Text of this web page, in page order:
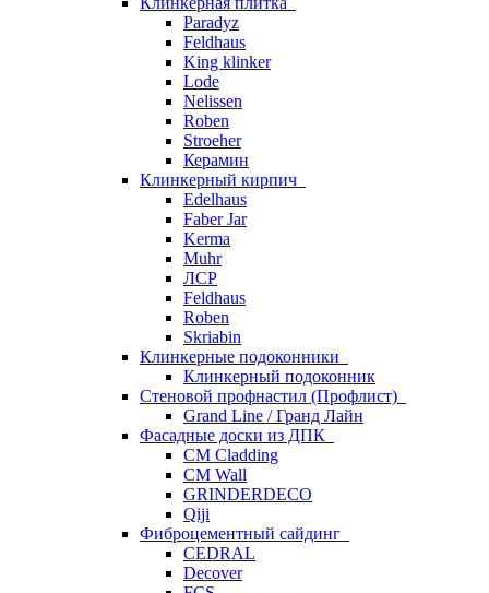
Paradyz
Feldhaus
King klinker
Lode
Nelissen
Roben
Stroeher
Керамин
Клинкерный кирпич
Edelhaus
Faber Jar
Kerma
Muhr
ЛСР
Feldhaus
Roben
Skriabin
Клинкерные подоконники
Клинкерный подоконник
Стеновой профнастил (Профлист)
Grand Line / Гранд Лайн
Фасадные доски из ДПК
CM Cladding
CM Wall
GRINDERDECO
Qiji
Фиброцементный сайдинг
CEDRAL
Decover